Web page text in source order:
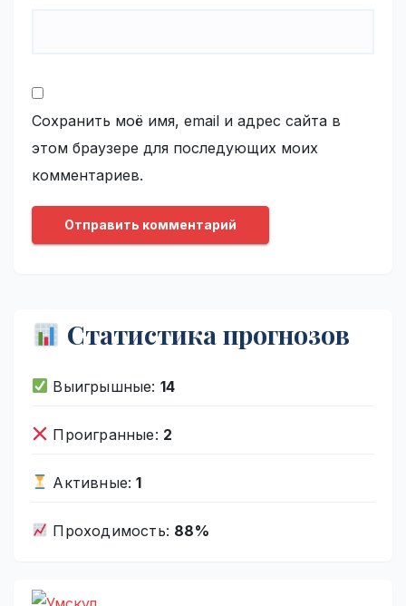
Сохранить моё имя, email и адрес сайта в
этом браузере для последующих моих
комментариев.
Статистика прогнозов
Выигрышные: 14
Проигранные: 2
Активные:1
Проходимость: 88%